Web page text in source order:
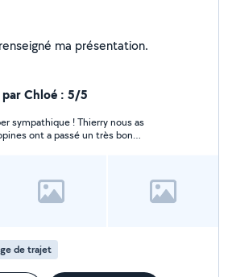
Je n'ai pas encore renseigné ma présentation.
Chloé : 5/5
sympathique ! Thierry nous as
ont a passé un très bon
de trajet